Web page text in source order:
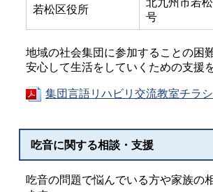
若松区役所
北九州市若
号
地域の社会集団に参加することの困
安心して生活をしていくための支援
集団言語リハビリ交流教室チラ
吃音に関する相談・支援
吃音の問題で悩んでいる方や家族の